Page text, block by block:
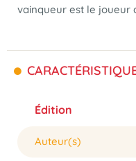
vainqueur est le joueur
Édition
Auteur(s)